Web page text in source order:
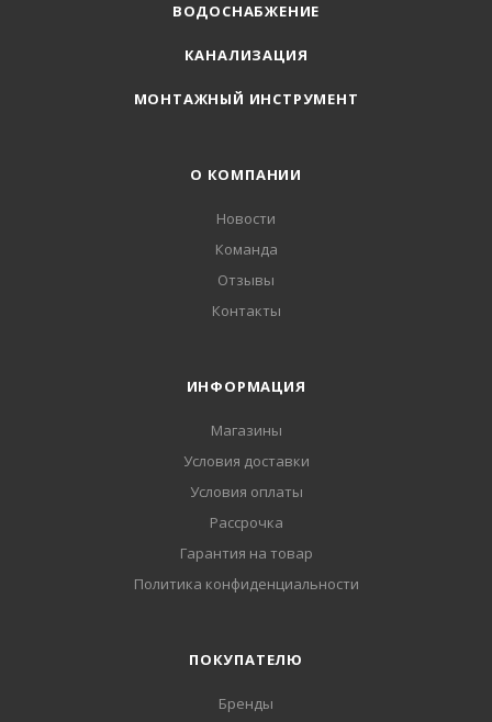
ВОДОСНАБЖЕНИЕ
КАНАЛИЗАЦИЯ
МОНТАЖНЫЙ ИНСТРУМЕНТ
О КОМПАНИИ
Новости
Команда
Отзывы
Контакты
ИНФОРМАЦИЯ
Магазины
Условия доставки
Условия оплаты
Рассрочка
Гарантия на товар
Политика конфиденциальности
ПОКУПАТЕЛЮ
Бренды